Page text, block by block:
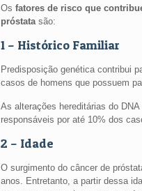
Os fatores de risco que
próstatasão:
1 – Histórico Familiar
Predisposição genética contribui
casos de homens que possuem
As alterações hereditárias do
responsáveis por até 10% dos
2 – Idade
O surgimento do câncer de
anos. Entretanto, a partir dessa